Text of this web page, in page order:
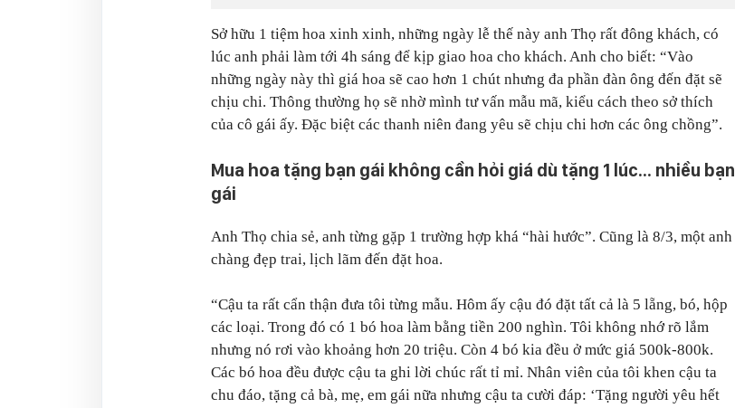
Sở hữu 1 tiệm hoa xinh xinh, những ngày lễ thế này anh Thọ rất đông khách, có
lúc anh phải làm tới 4h sáng để kịp giao hoa cho khách. Anh cho biết: “Vào
những ngày này thì giá hoa sẽ cao hơn 1 chút nhưng đa phần đàn ông đến đặt sẽ
chịu chi. Thông thường họ sẽ nhờ mình tư vấn mẫu mã, kiểu cách theo sở thích
của cô gái ấy. Đặc biệt các thanh niên đang yêu sẽ chịu chi hơn các ông chồng”.
Mua hoa tặng bạn gái không cần hỏi giá dù tặng 1 lúc... nhiều bạn
gái
Anh Thọ chia sẻ, anh từng gặp 1 trường hợp khá “hài hước”. Cũng là 8/3, một anh
chàng đẹp trai, lịch lãm đến đặt hoa.
“Cậu ta rất cẩn thận đưa tôi từng mẫu. Hôm ấy cậu đó đặt tất cả là 5 lẵng, bó, hộp
các loại. Trong đó có 1 bó hoa làm bằng tiền 200 nghìn. Tôi không nhớ rõ lắm
nhưng nó rơi vào khoảng hơn 20 triệu. Còn 4 bó kia đều ở mức giá 500k-800k.
Các bó hoa đều được cậu ta ghi lời chúc rất tỉ mỉ. Nhân viên của tôi khen cậu ta
chu đáo, tặng cả bà, mẹ, em gái nữa nhưng cậu ta cười đáp: ‘Tặng người yêu hết